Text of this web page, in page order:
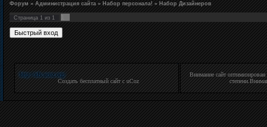
Форум » Администрация сайта » Набор персонала! » Набор Дизайнеров
Страница 1 из 1
http://nfs.ucoz.org/
Создатьбесплатный сайтсuCoz
Внимание cайт